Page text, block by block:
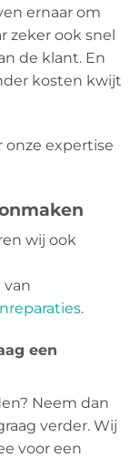
ernaar om
zeker ook snel
de klant. En
kosten kwijt
onze expertise
wij ook
van
.
een
Neem dan
verder. Wij
voor een